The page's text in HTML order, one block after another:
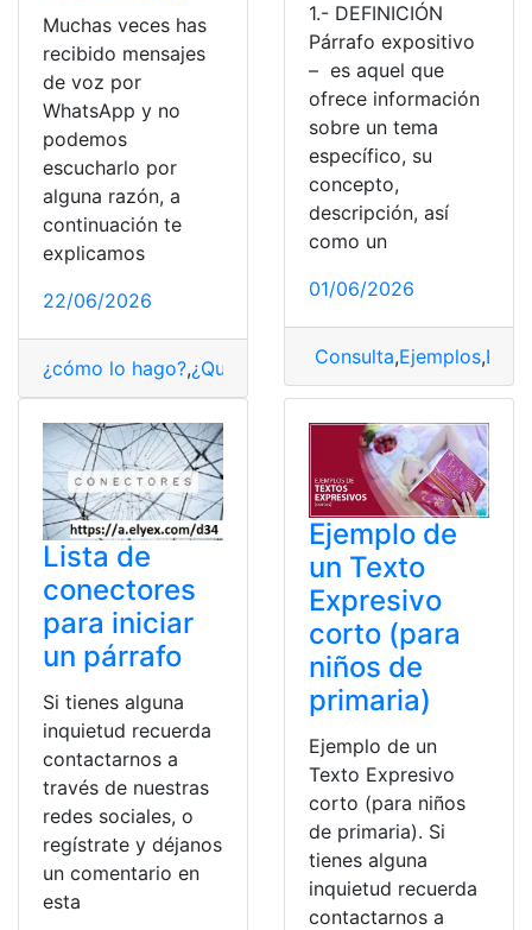
Muchas veces has
recibido mensajes
de voz por
WhatsApp y no
podemos
escucharlo por
alguna razón, a
continuación te
explicamos
22/06/2026
¿cómo lo hago?,¿Qué es? mensajería,mensajes de
1.- DEFINICIÓN
Párrafo expositivo
– es aquel que
ofrece información
sobre un tema
específico, su
concepto,
descripción, así
como un
01/06/2026
Consulta,Ejemplos,
Lista de
conectores
para iniciar
un párrafo
Si tienes alguna
inquietud recuerda
contactarnos a
través de nuestras
redes sociales, o
regístrate y déjanos
un comentario en
esta
Ejemplo de
un Texto
Expresivo
corto (para
niños de
primaria)
Ejemplo de un
Texto Expresivo
corto (para niños
de primaria). Si
tienes alguna
inquietud recuerda
contactarnos a